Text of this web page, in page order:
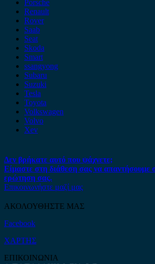
Porsche
Renault
Rover
Saab
Seat
Skoda
Smart
ssangyong
Subaru
Suzuki
Tesla
Toyota
Volkswagen
Volvo
Xev
Δεν βρήκατε αυτό που ψάχνετε;
Είμαστε στη διάθεση σας να απαντήσουμε
ερώτηση σας.
Επικοινωνήστε μαζί μας
ΑΚΟΛΟΥΘΗΣΤΕ ΜΑΣ
Facebook
ΧΑΡΤΗΣ
ΕΠΙΚΟΙΝΩΝΙΑ